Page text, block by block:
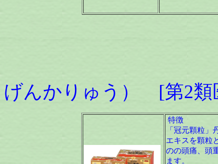
げんかりゅう） [第2類
特徴
「冠元顆粒」
エキスを顆粒
のの頭痛、頭
ます。